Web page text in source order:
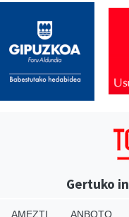
Gertuko
AMEZTI ANBOTO